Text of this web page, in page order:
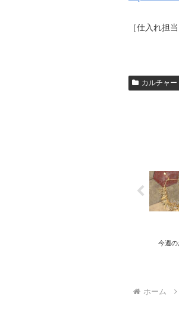
［仕入れ担当
カルチャー
今週
ホーム